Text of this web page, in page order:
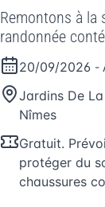
Remontons à la
randonnée
dédales des
Fontaine
20/09/2026 -
Jardins De
Nîmes
Gratuit.
protéger du
chaussures